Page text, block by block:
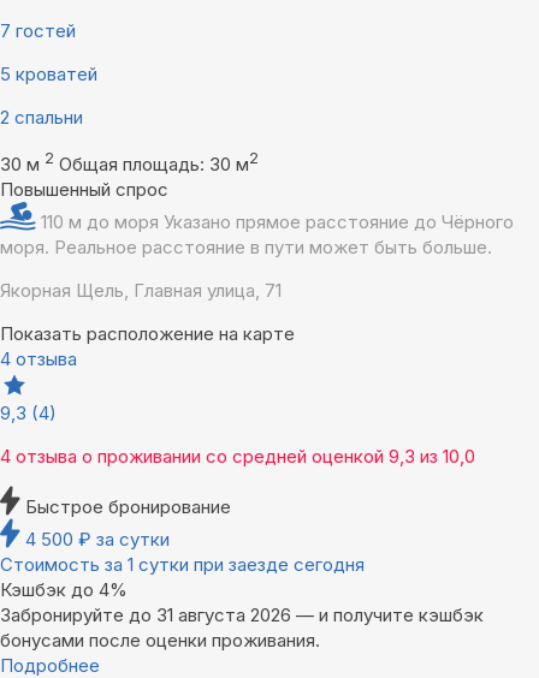
7 гостей
5 кроватей
2 спальни
30 м 2 Общая площадь: 30 м2
Повышенный спрос
110 м до моря Указано прямое расстояние до Чёрного
моря. Реальное расстояние в пути может быть больше.
Якорная Щель, Главная улица, 71
Показать расположение на карте
4 отзыва
9,3 (4)
4 отзыва о проживании со средней оценкой 9,3 из 10,0
Быстрое бронирование
4 500 ₽ за сутки
Стоимость за 1 сутки при заезде сегодня
Кэшбэк до 4%
Забронируйте до 31 августа 2026 — и получите кэшбэк
бонусами после оценки проживания.
Подробнее